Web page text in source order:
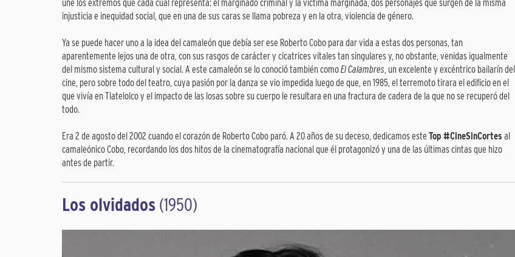
une los extremos que cada cual representa: el marginado criminal y la víctima marginada, dos personajes que surgen de la misma
injusticia e inequidad social, que en una de sus caras se llama pobreza y en la otra, violencia de género.
Ya se puede hacer uno a la idea del camaleón que debía ser ese Roberto Cobo para dar vida a estas dos personas, tan
aparentemente lejos una de otra, con sus rasgos de carácter y cicatrices vitales tan singulares y, no obstante, venidas igualmente
del mismo sistema cultural y social. A este camaleón se lo conoció también comoEl Calambres, un excelente y excéntrico bailarín del
cine, pero sobre todo del teatro, cuya pasión por la danza se vio impedida luego de que, en 1985, el terremoto tirara el edificio en el
que vivía en Tlatelolco y el impacto de las losas sobre su cuerpo le resultara en una fractura de cadera de la que no se recuperó del
todo.
Era 2 de agosto del 2002 cuando el corazón de Roberto Cobo paró. A 20 años de su deceso, dedicamos este Top #CineSinCortes al
camaleónico Cobo, recordando los dos hitos de la cinematografía nacional que él protagonizó y una de las últimas cintas que hizo
antes de partir.
Los olvidados(1950)